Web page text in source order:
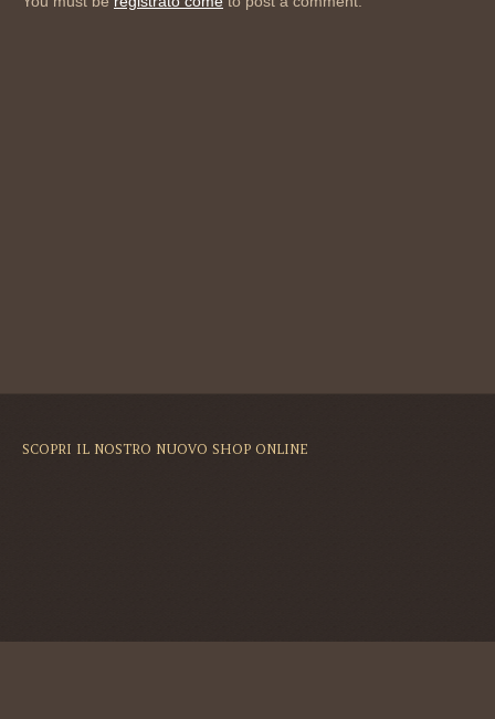
SCOPRI IL NOSTRO NUOVO SHOP ONLINE